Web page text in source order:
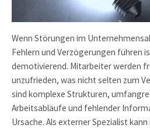
Wenn Störungen im
Fehlern und Verzögerungen führen
demotivierend. Mitarbeiter werden
unzufrieden, was nicht selten zum
sind komplexe Strukturen,
Arbeitsabläufe und fehlender
Ursache. Als externer Spezialist kann